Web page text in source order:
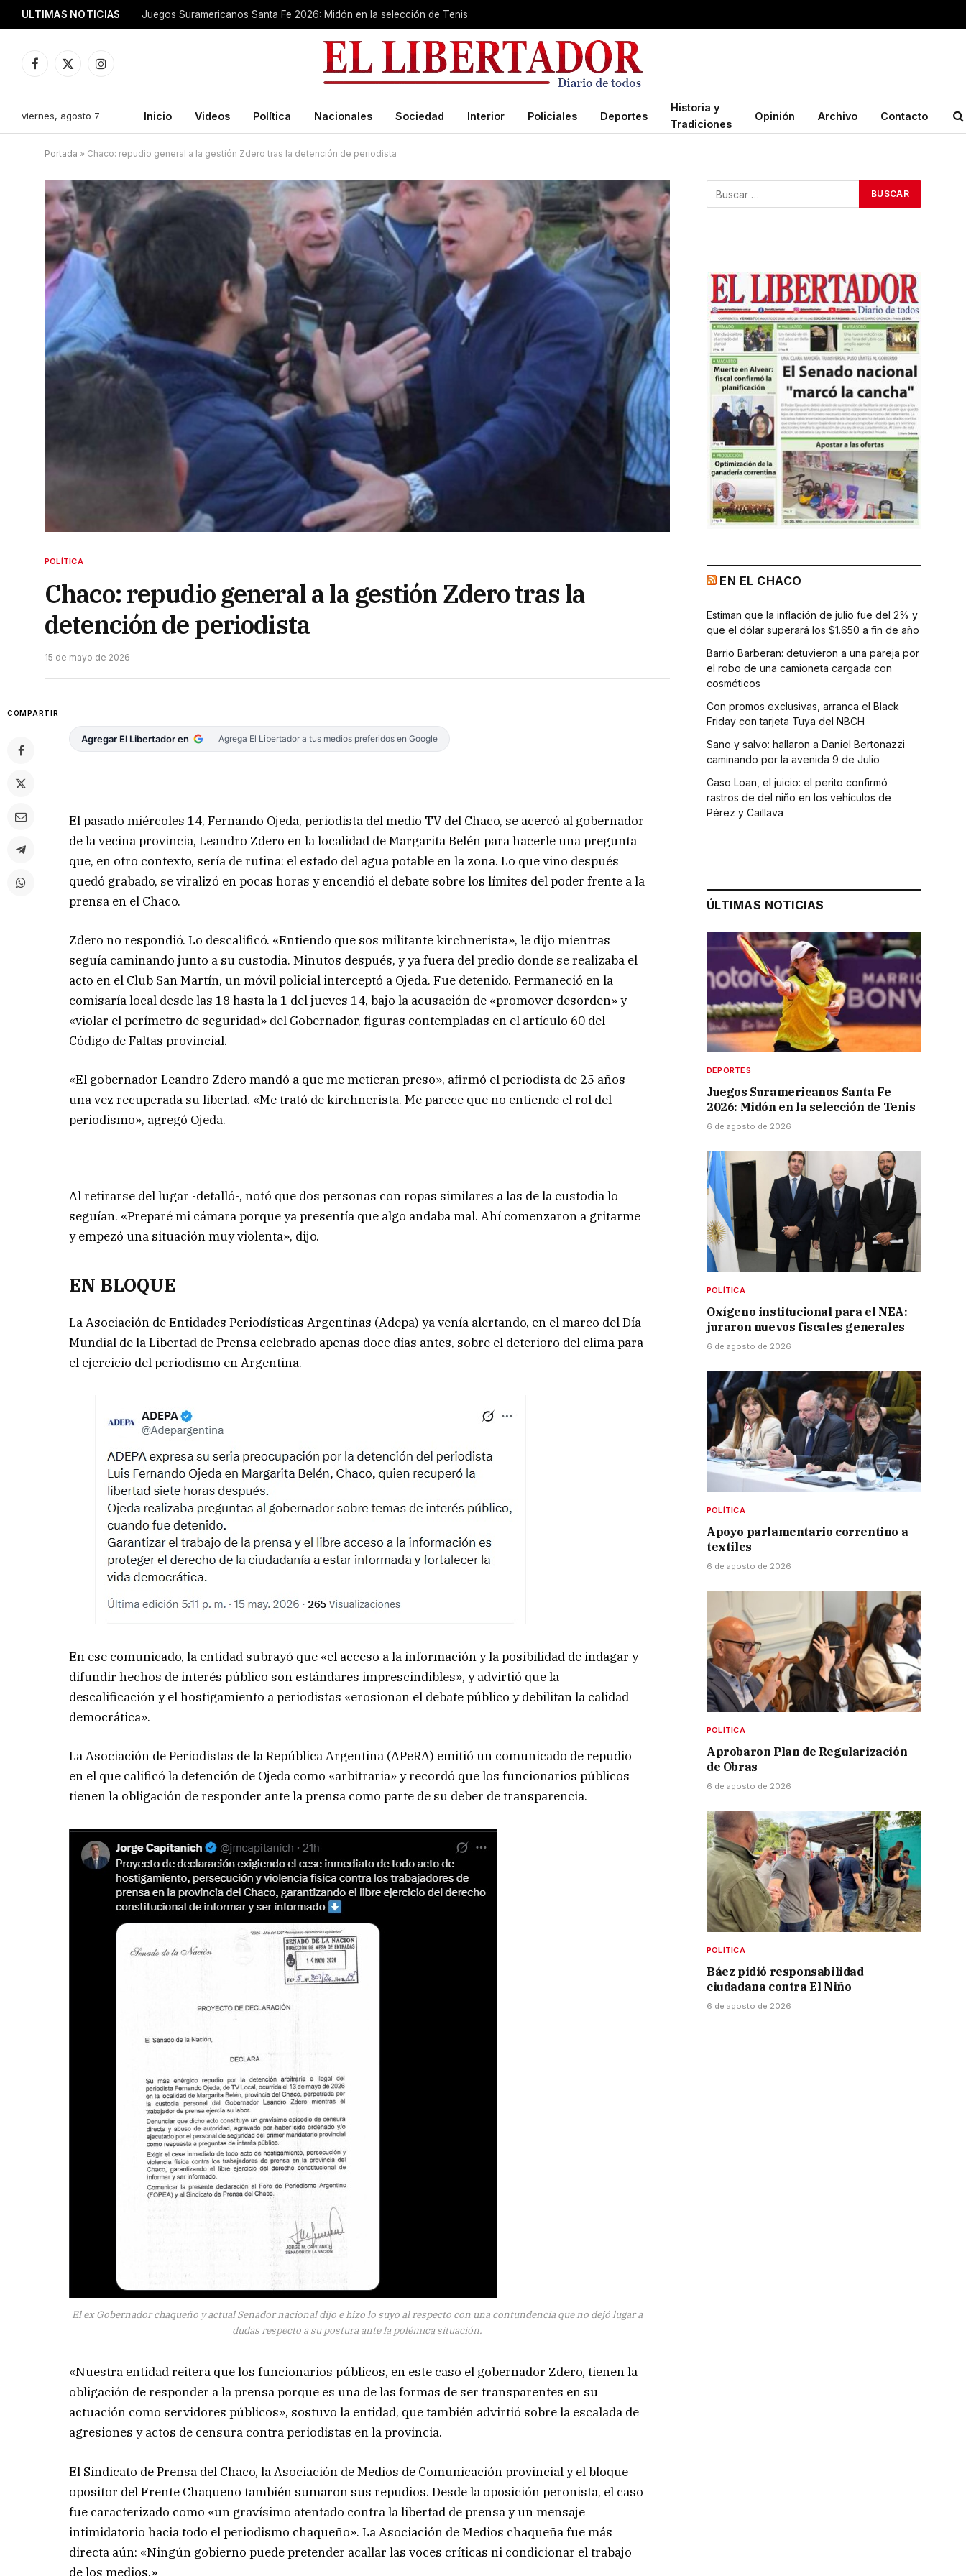
ULTIMAS NOTICIAS Juegos Suramericanos Santa Fe 2026: Midón en la selección de Tenis
Facebook
X
Instagram
viernes, agosto 7 Inicio Videos Política Nacionales Sociedad Interior Policiales Deportes
Historia y
Tradiciones
Opinión Archivo Contacto
Portada » Chaco: repudio general a la gestión Zdero tras la detención de periodista
POLÍTICA
Chaco: repudio general a la gestión Zdero tras la
detención de periodista
15 de mayo de 2026
COMPARTIR
Agregar El Libertador en Agrega El Libertador a tus medios preferidos en Google
El pasado miércoles 14, Fernando Ojeda, periodista del medio TV del Chaco, se acercó al gobernador
de la vecina provincia, Leandro Zdero en la localidad de Margarita Belén para hacerle una pregunta
que, en otro contexto, sería de rutina: el estado del agua potable en la zona. Lo que vino después
quedó grabado, se viralizó en pocas horas y encendió el debate sobre los límites del poder frente a la
prensa en el Chaco.
Zdero no respondió. Lo descalificó. «Entiendo que sos militante kirchnerista», le dijo mientras
seguía caminando junto a su custodia. Minutos después, y ya fuera del predio donde se realizaba el
acto en el Club San Martín, un móvil policial interceptó a Ojeda. Fue detenido. Permaneció en la
comisaría local desde las 18 hasta la 1 del jueves 14, bajo la acusación de «promover desorden» y
«violar el perímetro de seguridad» del Gobernador, figuras contempladas en el artículo 60 del
Código de Faltas provincial.
«El gobernador Leandro Zdero mandó a que me metieran preso», afirmó el periodista de 25 años
una vez recuperada su libertad. «Me trató de kirchnerista. Me parece que no entiende el rol del
periodismo», agregó Ojeda.
Al retirarse del lugar -detalló-, notó que dos personas con ropas similares a las de la custodia lo
seguían. «Preparé mi cámara porque ya presentía que algo andaba mal. Ahí comenzaron a gritarme
y empezó una situación muy violenta», dijo.
EN BLOQUE
La Asociación de Entidades Periodísticas Argentinas (Adepa) ya venía alertando, en el marco del Día
Mundial de la Libertad de Prensa celebrado apenas doce días antes, sobre el deterioro del clima para
el ejercicio del periodismo en Argentina.
En ese comunicado, la entidad subrayó que «el acceso a la información y la posibilidad de indagar y
difundir hechos de interés público son estándares imprescindibles», y advirtió que la
descalificación y el hostigamiento a periodistas «erosionan el debate público y debilitan la calidad
democrática».
La Asociación de Periodistas de la República Argentina (APeRA) emitió un comunicado de repudio
en el que calificó la detención de Ojeda como «arbitraria» y recordó que los funcionarios públicos
tienen la obligación de responder ante la prensa como parte de su deber de transparencia.
El ex Gobernador chaqueño y actual Senador nacional dijo e hizo lo suyo al respecto con una contundencia que no dejó lugar a
dudas respecto a su postura ante la polémica situación.
«Nuestra entidad reitera que los funcionarios públicos, en este caso el gobernador Zdero, tienen la
obligación de responder a la prensa porque es una de las formas de ser transparentes en su
actuación como servidores públicos», sostuvo la entidad, que también advirtió sobre la escalada de
agresiones y actos de censura contra periodistas en la provincia.
El Sindicato de Prensa del Chaco, la Asociación de Medios de Comunicación provincial y el bloque
opositor del Frente Chaqueño también sumaron sus repudios. Desde la oposición peronista, el caso
fue caracterizado como «un gravísimo atentado contra la libertad de prensa y un mensaje
intimidatorio hacia todo el periodismo chaqueño». La Asociación de Medios chaqueña fue más
directa aún: «Ningún gobierno puede pretender acallar las voces críticas ni condicionar el trabajo
de los medios.»
EN EL CHACO
Estiman que la inflación de julio fue del 2% y
que el dólar superará los $1.650 a fin de año
Barrio Barberan: detuvieron a una pareja por
el robo de una camioneta cargada con
cosméticos
Con promos exclusivas, arranca el Black
Friday con tarjeta Tuya del NBCH
Sano y salvo: hallaron a Daniel Bertonazzi
caminando por la avenida 9 de Julio
Caso Loan, el juicio: el perito confirmó
rastros de del niño en los vehículos de
Pérez y Caillava
ÚLTIMAS NOTICIAS
DEPORTES
Juegos Suramericanos Santa Fe
2026: Midón en la selección de Tenis
6 de agosto de 2026
POLÍTICA
Oxígeno institucional para el NEA:
juraron nuevos fiscales generales
6 de agosto de 2026
POLÍTICA
Apoyo parlamentario correntino a
textiles
6 de agosto de 2026
POLÍTICA
Aprobaron Plan de Regularización
de Obras
6 de agosto de 2026
POLÍTICA
Báez pidió responsabilidad
ciudadana contra El Niño
6 de agosto de 2026